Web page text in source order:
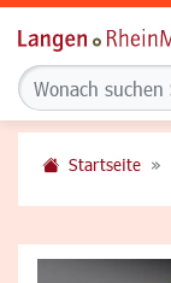
Startseite